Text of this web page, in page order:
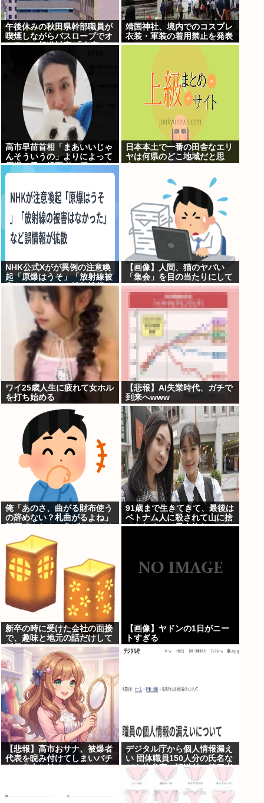
午後休みの秋田県幹部職員が
喫煙しながらバスローブでオ
ンライン報道対応 「自宅」と
の説明に疑義 背景がラブホテ
ルの客室ような壁紙
靖国神社、境内でのコスプレ
衣装・軍装の着用禁止を発表
高市早苗首相「まあいいじゃ
んそういうの」よりによって
原爆の日に歯医者に行ってた
ことが発覚し批判が殺到大炎
日本本土で一番の田舎なエリ
ヤは何県のどこ地域だと思
NHK公式Xがが異例の注意喚
起「原爆はうそ」「放射線被
害なかった」SNS拡散情報め
ぐり「荒唐無稽」
【画像】人間、猫のヤバい
「集会」を目の当たりにして
しまう・・・・・
ワイ25歳人生に疲れて女ホル
を打ち始める
【悲報】AI失業時代、ガチで
到来へwww
俺「あのさ、曲がる財布使う
の辞めない？札曲がるよね」
ないんですか」 ←正論なのに
俺が悪いのか？
91歳まで生きてきて、最後は
ベトナム人に殺されて山に捨
てられるって日本終わってん
新卒の時に受けた会社の面接
で、趣味と地元の話だけして
採用された
【画像】ヤドンの1日がニー
トすぎる
【悲報】高市おサナ、被爆者
代表を睨み付けてしまいバチ
デジタル庁から個人情報漏え
い 団体職員150人分の氏名な
どを他省庁へ誤送付、第三者
に転送なし